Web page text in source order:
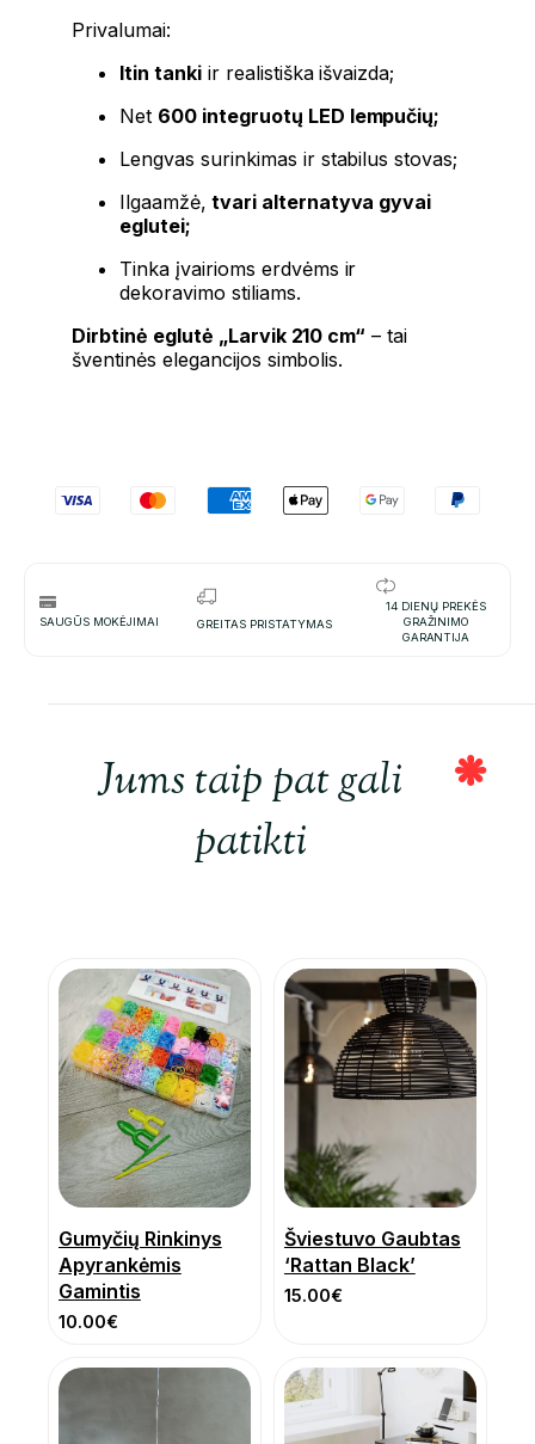
Privalumai:
Itin tankiir realistiška išvaizda;
Net 600 integruotų LED lempučių;
Lengvas surinkimas ir stabilus stovas;
Ilgaamžė, tvari alternatyva gyvai
eglutei;
Tinka įvairioms erdvėms ir
dekoravimo stiliams.
Dirbtinė eglutė „Larvik 210 cm“ – tai
šventinės elegancijos simbolis.
SAUGŪS MOKĖJIMAI GREITAS PRISTATYMAS
14 DIENŲ PREKĖS
GRAŽINIMO
GARANTIJA
Jums taip pat gali
patikti
Gumyčių Rinkinys
Apyrankėmis
Gamintis
10.00€
Šviestuvo Gaubtas
‘Rattan Black’
15.00€